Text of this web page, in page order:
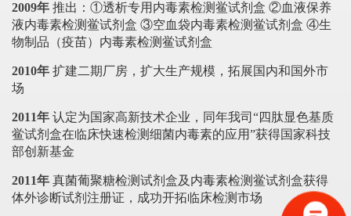
2009年 推出：①透析专用内毒素检测鲎试剂盒 ②血液保养
液内毒素检测鲎试剂盒 ③空血袋内毒素检测鲎试剂盒 ④生
物制品（疫苗）内毒素检测鲎试剂盒
2010年 扩建二期厂房，扩大生产规模，拓展国内和国外市
场
2011年 认定为国家高新技术企业，同年我司“四肽显色基质
鲎试剂盒在临床快速检测细菌内毒素的应用”获得国家科技
部创新基金
2011年 真菌葡聚糖检测试剂盒及内毒素检测鲎试剂盒获得
体外诊断试剂注册证，成功开拓临床检测市场